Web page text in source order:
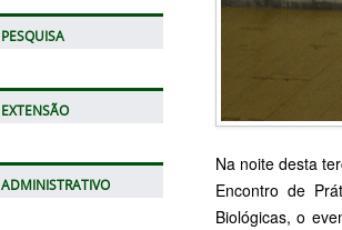
PESQUISA
EXTENSÃO
ADMINISTRATIVO
Na noite desta
Encontro de
Biológicas, o